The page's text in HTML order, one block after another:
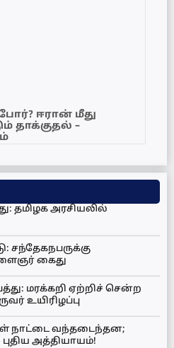
ஈரான் மீது
தாக்குதல் –
தமிழக அரசியலில்
சந்தேகநபருக்கு
கைது
மரக்கறி ஏற்றிச் சென்ற
உயிரிழப்பு
நாட்டை வந்தடைந்தன;
அத்தியாயம்!